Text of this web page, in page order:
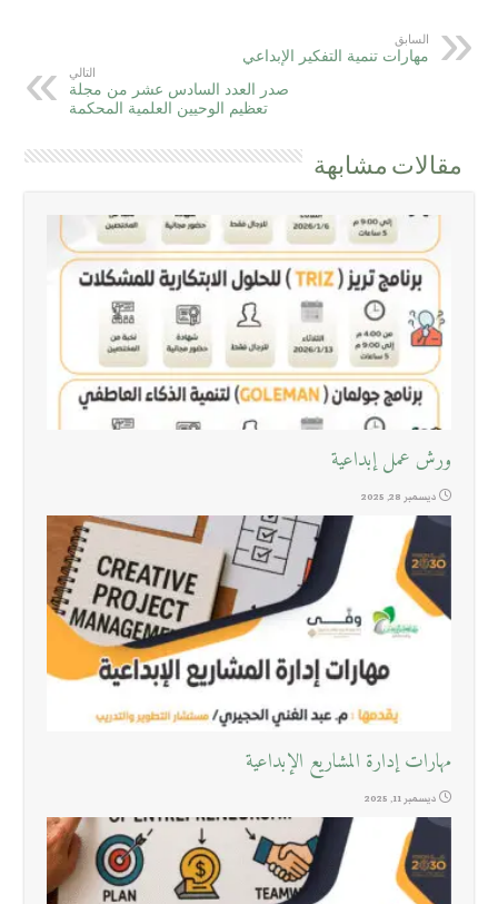
السابق
مهارات تنمية التفكير الإبداعي
التالي
صدر العدد السادس عشر من مجلة
تعظيم الوحيين العلمية المحكمة
مقالات مشابهة
ورش عمل إبداعية
ديسمبر 28, 2025
مهارات إدارة المشاريع الإبداعية
ديسمبر 11, 2025